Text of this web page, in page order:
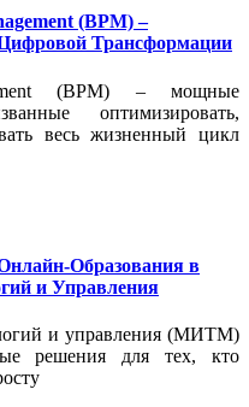
(BPM) –
Трансформации
(BPM) – мощные
оптимизировать,
весь жизненный цикл
Образования в
и Управления
и управления (МИТМ)
решения для тех, кто